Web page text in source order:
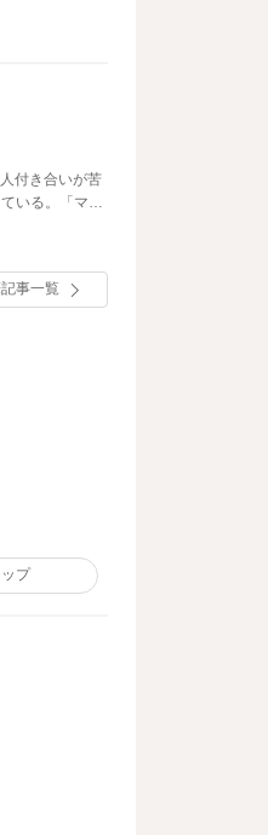
付き合いが苦
いる。「ママ
事一覧
プ